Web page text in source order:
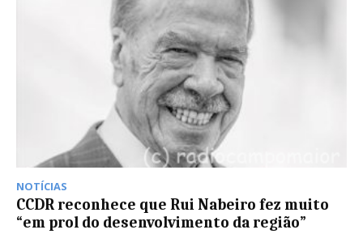
NOTÍCIAS
CCDR reconhece que Rui Nabeiro fez muito
“em prol do desenvolvimento da região”